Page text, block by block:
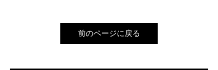
前のページに戻る